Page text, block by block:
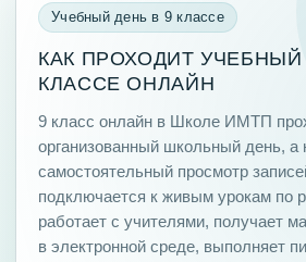
Учебный день в 9 классе
КАК ПРОХОДИТ УЧЕБНЫЙ
КЛАССЕ ОНЛАЙН
9 класс онлайн в Школе ИМТП
организованный школьный день, а
самостоятельный просмотр
подключается к живым урокам по
работает с учителями, получает
в электронной среде, выполняет